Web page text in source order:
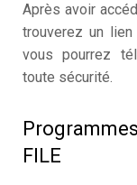
Après avoir
trouverez un
vous pourrez
toute sécurité.
FILE